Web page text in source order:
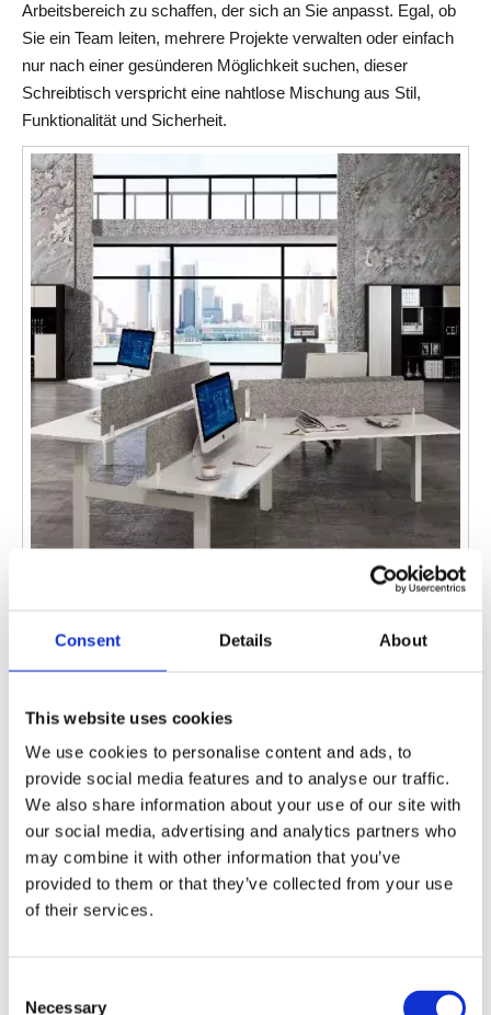
Consent Details About
This website uses cookies
We use cookies to personalise content and ads, to
provide social media features and to analyse our traffic.
We also share information about your use of our site with
our social media, advertising and analytics partners who
may combine it with other information that you’ve
provided to them or that they’ve collected from your use
of their services.
Necessary
Arbeitsbereich zu schaffen, der sich an Sie anpasst. Egal, ob
Sie ein Team leiten, mehrere Projekte verwalten oder einfach
nur nach einer gesünderen Möglichkeit suchen, dieser
Schreibtisch verspricht eine nahtlose Mischung aus Stil,
Funktionalität und Sicherheit.
Modernes Design
Dreisitzer-Layout
Hoher
Rückenunterstützung
Stabile Konstruktion
Einzelheiten